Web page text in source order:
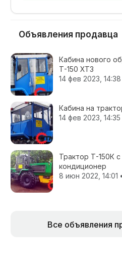
Объявления продавца
Кабина нового
Т-150 ХТЗ
14 фев 2023, 14:38
Кабина на
14 фев 2023, 14:35
Трактор Т-150К
кондиционер
8 июн 2022, 14:01 •
Все объявления